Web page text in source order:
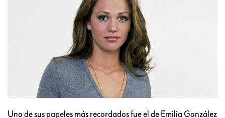
Uno de sus papeles más recordados fue el de Emilia González